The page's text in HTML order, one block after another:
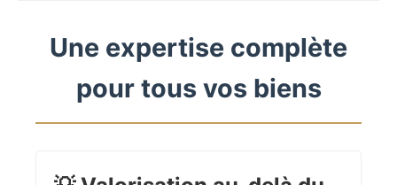
Une expertise complète
pour tous vos biens